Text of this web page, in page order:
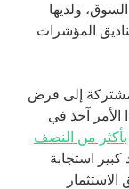
ولديها
المؤشرات
إلى فرض
آخذ في
بأكثر من النصف
إلى حد كبير استجابة